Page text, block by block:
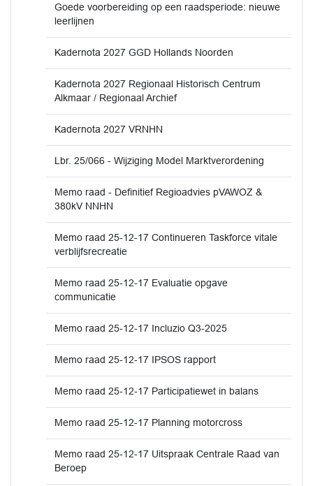
Goede voorbereiding op een raadsperiode: nieuwe
leerlijnen
Kadernota 2027 GGD Hollands Noorden
Kadernota 2027 Regionaal Historisch Centrum
Alkmaar / Regionaal Archief
Kadernota 2027 VRNHN
Lbr. 25/066 - Wijziging Model Marktverordening
Memo raad - Definitief Regioadvies pVAWOZ &
380kV NNHN
Memo raad 25-12-17 Continueren Taskforce vitale
verblijfsrecreatie
Memo raad 25-12-17 Evaluatie opgave
communicatie
Memo raad 25-12-17 Incluzio Q3-2025
Memo raad 25-12-17 IPSOS rapport
Memo raad 25-12-17 Participatiewet in balans
Memo raad 25-12-17 Planning motorcross
Memo raad 25-12-17 Uitspraak Centrale Raad van
Beroep